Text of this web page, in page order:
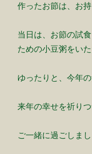
作ったお節は、お
当日は、お節の試
ための小豆粥をいた
ゆったりと、今年の
来年の幸せを祈りつ
ご一緒に過ごしまし